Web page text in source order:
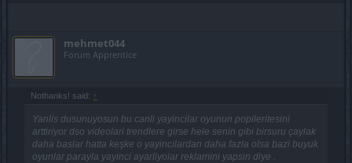
mehmet044
Forum Apprentice
Nothanks! said: ↑
Yanlis dusunuyosun bu canli yayincilar oyunun popileritesini
arttiriyor dso videolari trendlere girse hele senin gibi birsuru çaylak
daha baslar hatta keşke o yayincilardan daha fazla olsa bazi buyuk
oyunlar parayla yayinci ayarliyolar reklamini yapsin diye .